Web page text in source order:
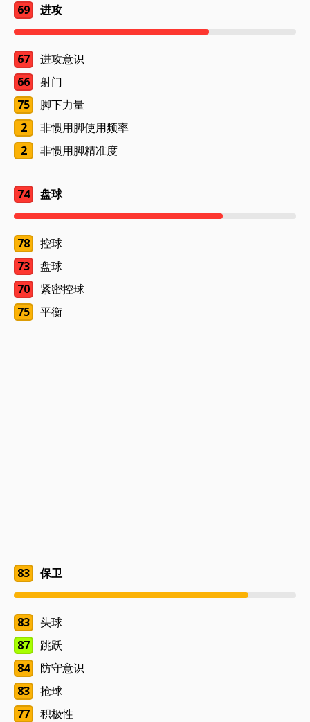
69
进攻
67
进攻意识
66
射门
75
脚下力量
2
非惯用脚使用频率
2
非惯用脚精准度
74 盘球
78
控球
73
盘球
70
紧密控球
75
平衡
83 保卫
83
头球
87
跳跃
84
防守意识
83
抢球
77
积极性